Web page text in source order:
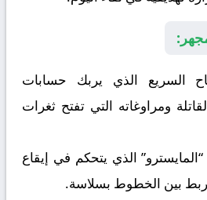
السريع الذي يربك حسابات
ومراوغاته التي تفتح ثغرات
الذي يتحكم في إيقاع
الربط بين الخطوط بسلاسة.